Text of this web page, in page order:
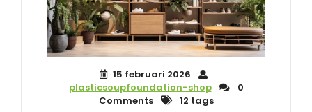
15 februari 2026
plasticsoupfoundation-shop
0
Comments
12 tags